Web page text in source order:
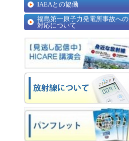
IAEAとの協働
福島第一原子力発電所事故への
対応について